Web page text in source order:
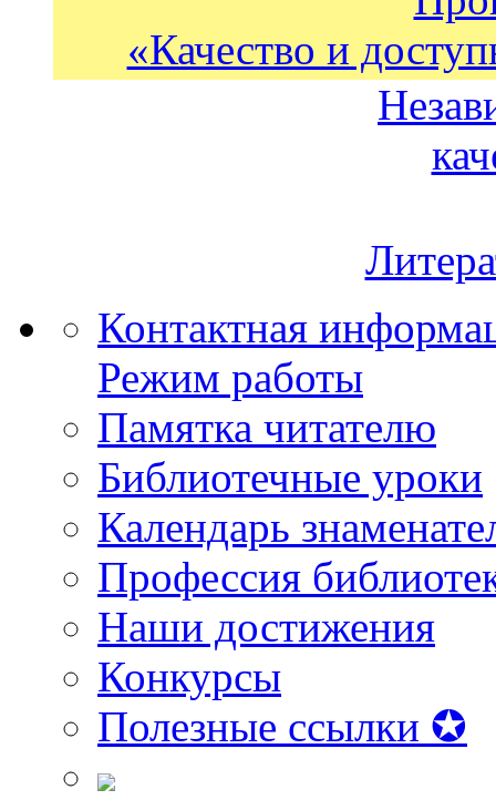
«Качество и
Контактная
Режим работы
Памятка читателю
Библиотечные уроки
Календарь
Профессия
Наши достижения
Конкурсы
Полезные ссылки ✪